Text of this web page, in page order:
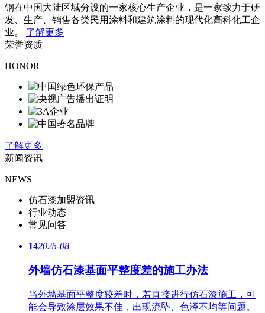
钢在中国大陆区域分设的一家核心生产企业，是一家致力于研
发、生产、销售各类民用涂料和建筑涂料的现代化高科化工企
业。 了解更多
荣誉资质
HONOR
了解更多
新闻资讯
NEWS
仿石漆加盟资讯
行业动态
常见问答
142025-08
外墙仿石漆基面平整度差的施工办法
当外墙基面平整度较差时，若直接进行仿石漆施工，可
能会导致涂层效果不佳，出现流坠、色泽不均等问题。